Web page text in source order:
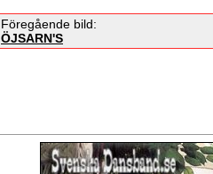
Föregående bild:
ÖJSARN'S